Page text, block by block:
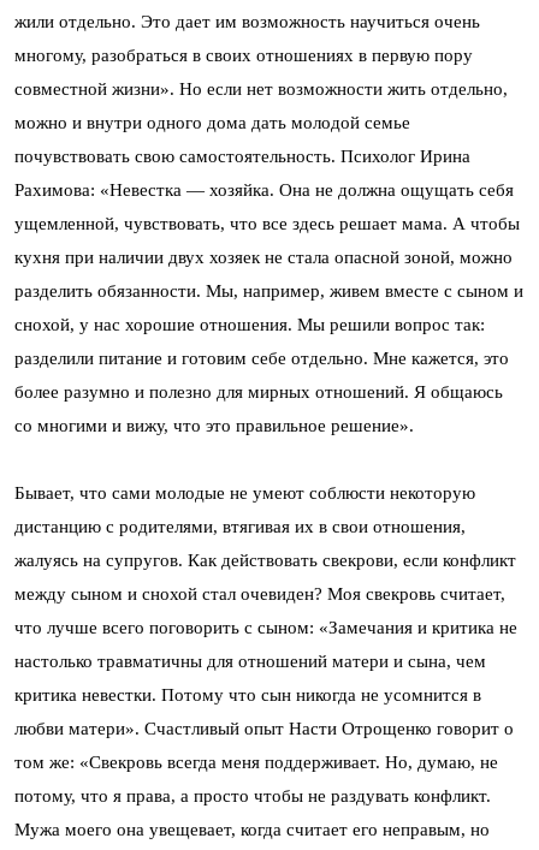
жили отдельно. Это дает им возможность научиться очень
многому, разобраться в своих отношениях в первую пору
совместной жизни». Но если нет возможности жить отдельно,
можно и внутри одного дома дать молодой семье
почувствовать свою самостоятельность. Психолог Ирина
Рахимова: «Невестка — хозяйка. Она не должна ощущать себя
ущемленной, чувствовать, что все здесь решает мама. А чтобы
кухня при наличии двух хозяек не стала опасной зоной, можно
разделить обязанности. Мы, например, живем вместе с сыном и
снохой, у нас хорошие отношения. Мы решили вопрос так:
разделили питание и готовим себе отдельно. Мне кажется, это
более разумно и полезно для мирных отношений. Я общаюсь
со многими и вижу, что это правильное решение».
Бывает, что сами молодые не умеют соблюсти некоторую
дистанцию с родителями, втягивая их в свои отношения,
жалуясь на супругов. Как действовать свекрови, если конфликт
между сыном и снохой стал очевиден? Моя свекровь считает,
что лучше всего поговорить с сыном: «Замечания и критика не
настолько травматичны для отношений матери и сына, чем
критика невестки. Потому что сын никогда не усомнится в
любви матери». Счастливый опыт Насти Отрощенко говорит о
том же: «Свекровь всегда меня поддерживает. Но, думаю, не
потому, что я права, а просто чтобы не раздувать конфликт.
Мужа моего она увещевает, когда считает его неправым, но